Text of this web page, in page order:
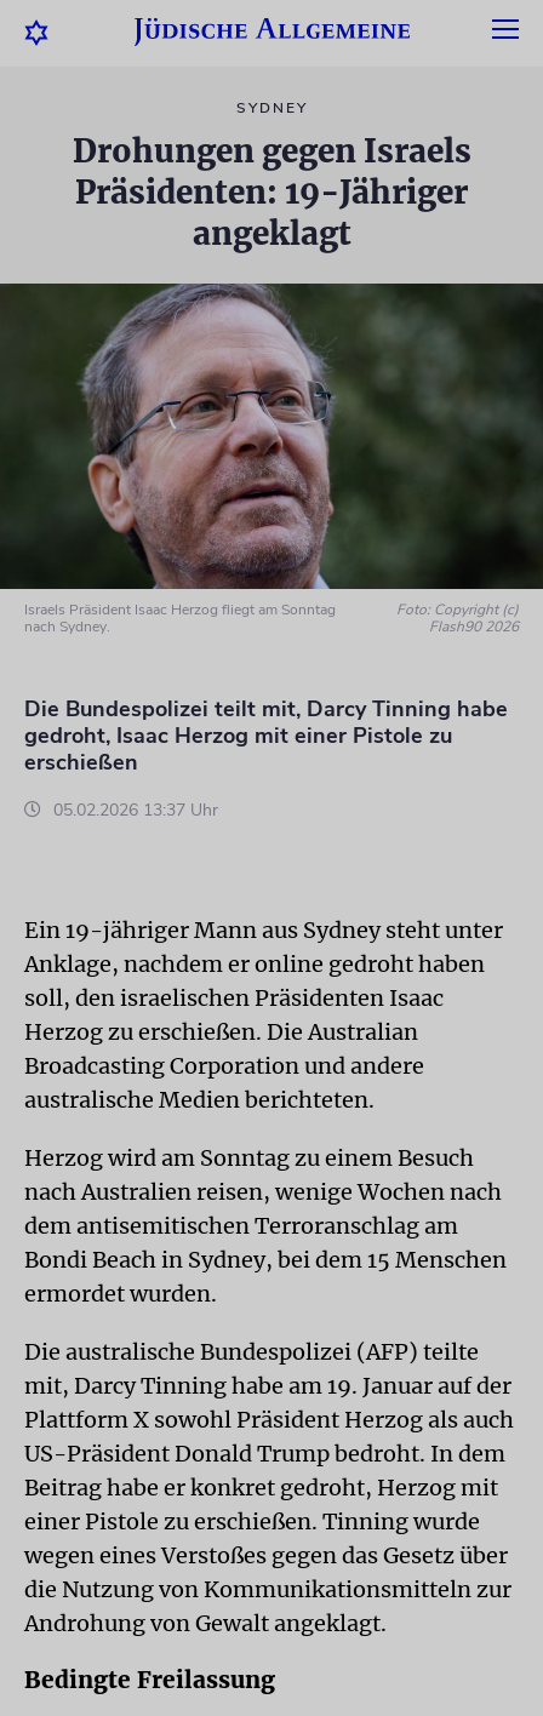
SYDNEY
Drohungen gegen Israels
Präsidenten: 19-Jähriger
angeklagt
Israels Präsident Isaac Herzog fliegt am Sonntag
nach Sydney.
Foto: Copyright (c)
Flash90 2026
Die Bundespolizei teilt mit, Darcy Tinning habe
gedroht, Isaac Herzog mit einer Pistole zu
erschießen
05.02.2026 13:37 Uhr
Ein 19-jähriger Mann aus Sydney steht unter
Anklage, nachdem er online gedroht haben
soll, den israelischen Präsidenten Isaac
Herzog zu erschießen. Die Australian
Broadcasting Corporation und andere
australische Medien berichteten.
Herzog wird am Sonntag zu einem Besuch
nach Australien reisen, wenige Wochen nach
dem antisemitischen Terroranschlag am
Bondi Beach in Sydney, bei dem 15 Menschen
ermordet wurden.
Die australische Bundespolizei (AFP) teilte
mit, Darcy Tinning habe am 19. Januar auf der
Plattform X sowohl Präsident Herzog als auch
US-Präsident Donald Trump bedroht. In dem
Beitrag habe er konkret gedroht, Herzog mit
einer Pistole zu erschießen. Tinning wurde
wegen eines Verstoßes gegen das Gesetz über
die Nutzung von Kommunikationsmitteln zur
Androhung von Gewalt angeklagt.
Bedingte Freilassung